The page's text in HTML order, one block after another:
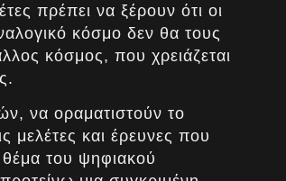
πρέπει να ξέρουν ότι οι
κόσμο δεν θα τους
κόσμος, που χρειάζεται
να οραματιστούν το
μελέτες και έρευνες που
θέμα του ψηφιακού